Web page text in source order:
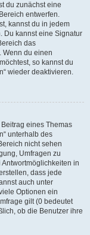
du zunächst eine
entwerfen.
kannst du in jedem
Du kannst eine Signatur
das
Wenn du einen
so kannst du
wieder deaktivieren.
eines Themas
unterhalb des
nicht sehen
Umfragen zu
in
dass jede
auch unter
Optionen ein
gilt (0 bedeutet
ob die Benutzer ihre